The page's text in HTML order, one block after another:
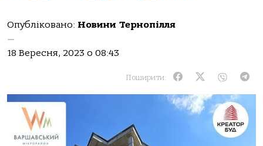
Опубліковано: Новини Тернопілля
—
18 Вересня, 2023 о 08:43
Поширити: